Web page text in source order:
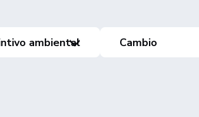
ambiental Cambio